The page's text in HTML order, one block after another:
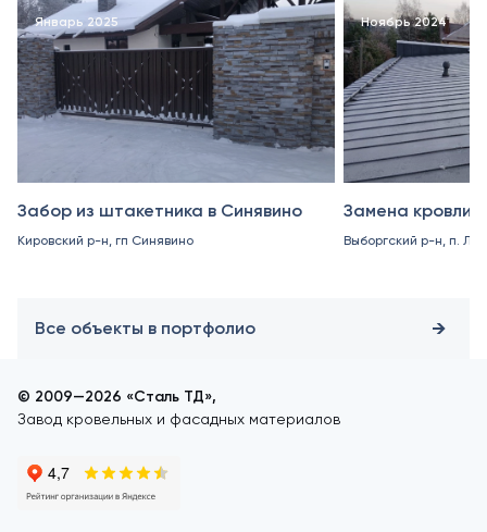
Январь 2025
Забор из штакетника в Синявино
Кировский р-н, гп Синявино
Ноябрь 2024
Замена кровли
Выборгский р-н, п.
Все объекты в портфолио
© 2009—2026 «Сталь ТД»,
Завод кровельных и фасадных материалов